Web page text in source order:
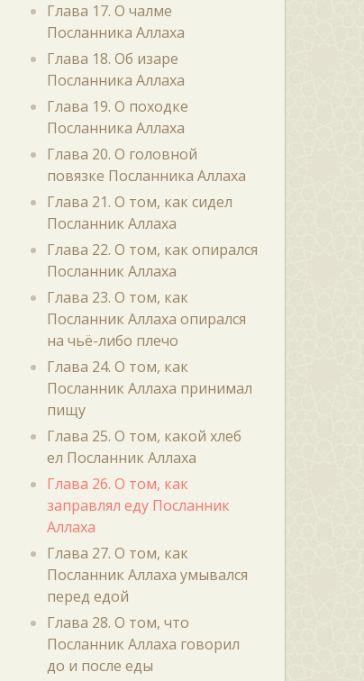
Глава 17. О чалме
Посланника Аллаха
Глава 18. Об изаре
Посланника Аллаха
Глава 19. О походке
Посланника Аллаха
Глава 20. О головной
повязке Посланника Аллаха
Глава 21. О том, как сидел
Посланник Аллаха
Глава 22. О том, как опирался
Посланник Аллаха
Глава 23. О том, как
Посланник Аллаха опирался
на чьё-либо плечо
Глава 24. О том, как
Посланник Аллаха принимал
пищу
Глава 25. О том, какой хлеб
ел Посланник Аллаха
Глава 26. О том, как
заправлял еду Посланник
Аллаха
Глава 27. О том, как
Посланник Аллаха умывался
перед едой
Глава 28. О том, что
Посланник Аллаха говорил
до и после еды